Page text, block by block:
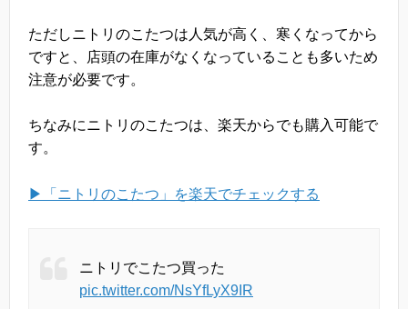
ただしニトリのこたつは人気が高く、寒くなってから
ですと、店頭の在庫がなくなっていることも多いため
注意が必要です。
ちなみにニトリのこたつは、楽天からでも購入可能で
す。
▶「ニトリのこたつ」を楽天でチェックする
ニトリでこたつ買った
pic.twitter.com/NsYfLyX9IR